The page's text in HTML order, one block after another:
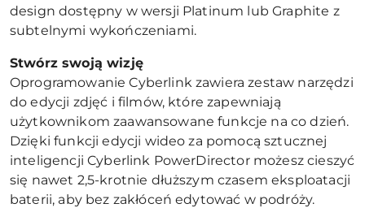
design dostępny w wersji Platinum lub Graphite z
subtelnymi wykończeniami.
Stwórz swoją wizję
Oprogramowanie Cyberlink zawiera zestaw narzędzi
do edycji zdjęć i filmów, które zapewniają
użytkownikom zaawansowane funkcje na co dzień.
Dzięki funkcji edycji wideo za pomocą sztucznej
inteligencji Cyberlink PowerDirector możesz cieszyć
się nawet 2,5-krotnie dłuższym czasem eksploatacji
baterii, aby bez zakłóceń edytować w podróży.